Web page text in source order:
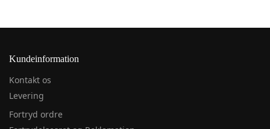
Kundeinformation
Kontakt os
Levering
Fortryd ordre